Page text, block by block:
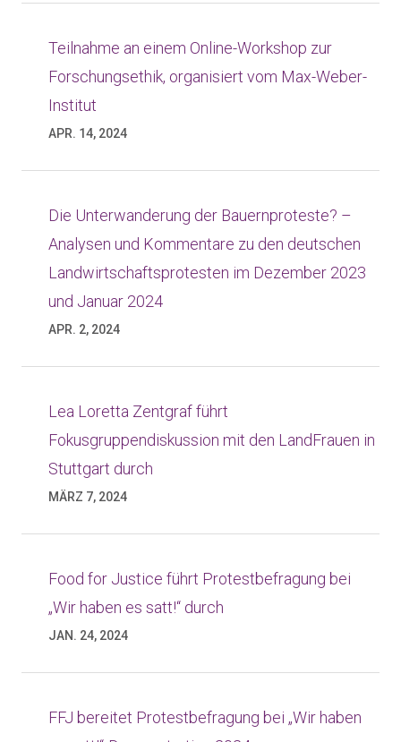
Teilnahme an einem Online-Workshop zur
Forschungsethik, organisiert vom Max-Weber-
Institut
APR. 14, 2024
Die Unterwanderung der Bauernproteste? –
Analysen und Kommentare zu den deutschen
Landwirtschaftsprotesten im Dezember 2023
und Januar 2024
APR. 2, 2024
Lea Loretta Zentgraf führt
Fokusgruppendiskussion mit den LandFrauen in
Stuttgart durch
MÄRZ 7, 2024
Food for Justice führt Protestbefragung bei
„Wir haben es satt!“ durch
JAN. 24, 2024
FFJ bereitet Protestbefragung bei „Wir haben